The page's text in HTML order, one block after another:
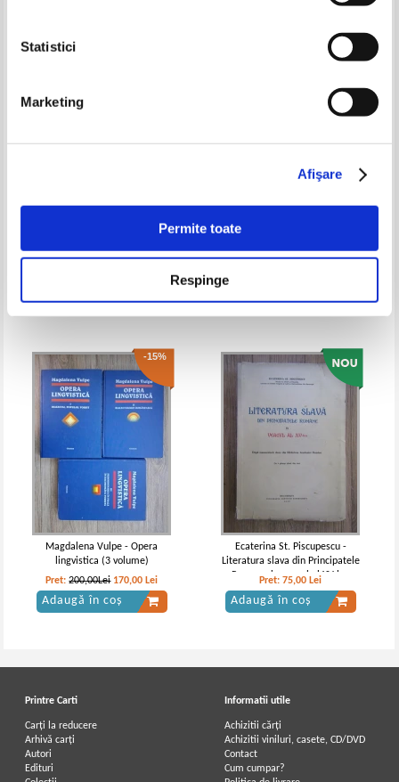
Statistici
Marketing
Afişare
Permite toate
Respinge
Introducere in limba si literatura
Adaugă în coș
- Dictionar enciclopedic de
Adaugă în coș
-15%
Magdalena Vulpe - Opera
lingvistica (3 volume)
Pret:200,00Lei 170,00 Lei
Adaugă în coș
Ecaterina St. Piscupescu -
Literatura slava din Principatele
Romane in veacul al XV lea
(1939)
Pret:75,00 Lei
Adaugă în coș
Printre Carti
Carți la reducere
Arhivă carți
Autori
Edituri
Informatii utile
Achizitii cărți
Achizitii viniluri, casete, CD/DVD
Contact
Cum cumpar?